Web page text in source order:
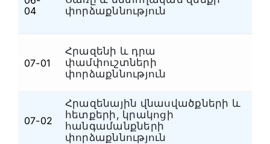
04
փորձաքննություն
07-01
Հրազենի և դրա
փամփուշտների
փորձաքննություն
07-02
Հրազենային վնասվածքների և
հետքերի, կրակոցի
հանգամանքների
փորձաքննություն